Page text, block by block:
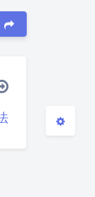
灰度